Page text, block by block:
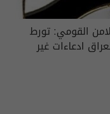
القومي: تورط
ادعاءات غير